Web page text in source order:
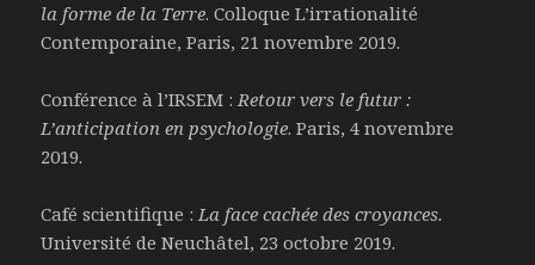
la forme de la Terre. Colloque L’irrationalité
Contemporaine, Paris, 21 novembre 2019.
Conférence à l’IRSEM : Retour vers le futur :
L’anticipation en psychologie. Paris, 4 novembre
2019.
Café scientifique :La face cachée des croyances.
Université de Neuchâtel, 23 octobre 2019.